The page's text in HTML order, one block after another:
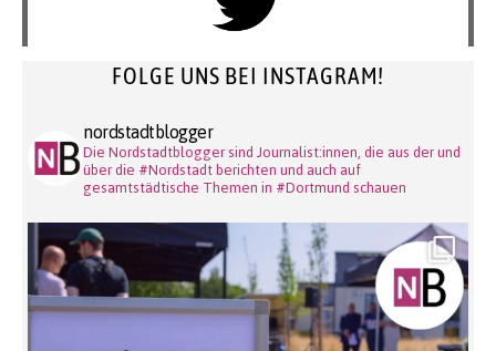
FOLGE UNS BEI INSTAGRAM!
nordstadtblogger
Die Nordstadtblogger sind Journalist:innen, die aus der und
über die #Nordstadt berichten und auch auf
gesamtstädtische Themen in #Dortmund schauen